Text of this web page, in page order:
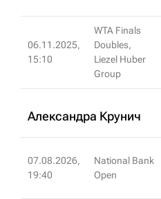
06.11.2025,
15:10
WTA Finals
Doubles,
Liezel Huber
Group
Александра Крунич
07.08.2026,
19:40
National Bank
Open